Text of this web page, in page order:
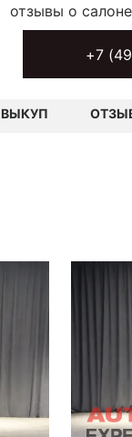
+7
ВЫКУП
отзывы о